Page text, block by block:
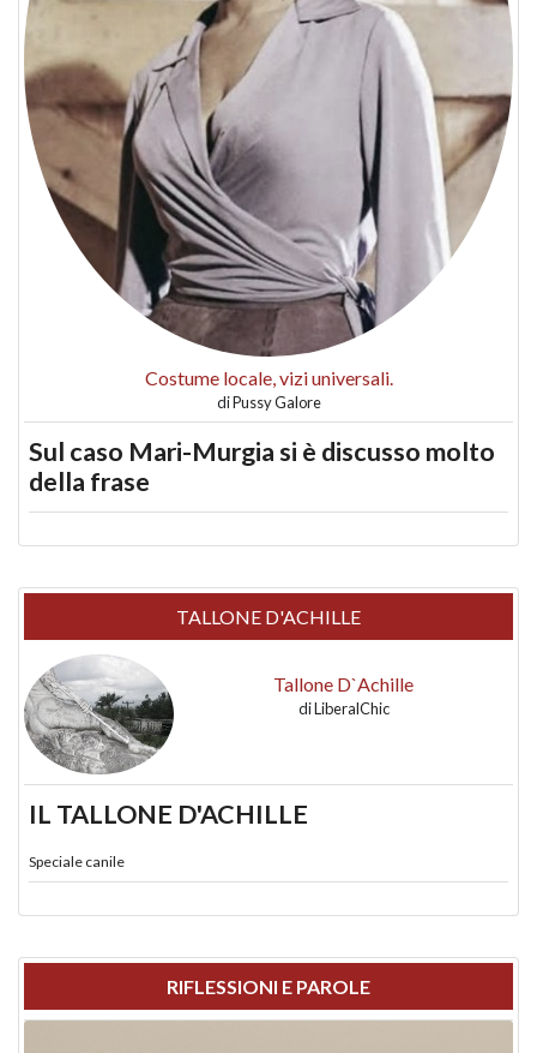
Costume locale, vizi universali.
diPussy Galore
Sul caso Mari-Murgia si è discusso molto
della frase
TALLONE D'ACHILLE
Tallone D`Achille
diLiberalChic
IL TALLONE D'ACHILLE
Speciale canile
RIFLESSIONI E PAROLE